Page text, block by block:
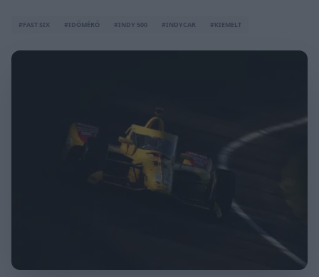
#FAST SIX #IDŐMÉRŐ #INDY 500 #INDYCAR #KIEMELT